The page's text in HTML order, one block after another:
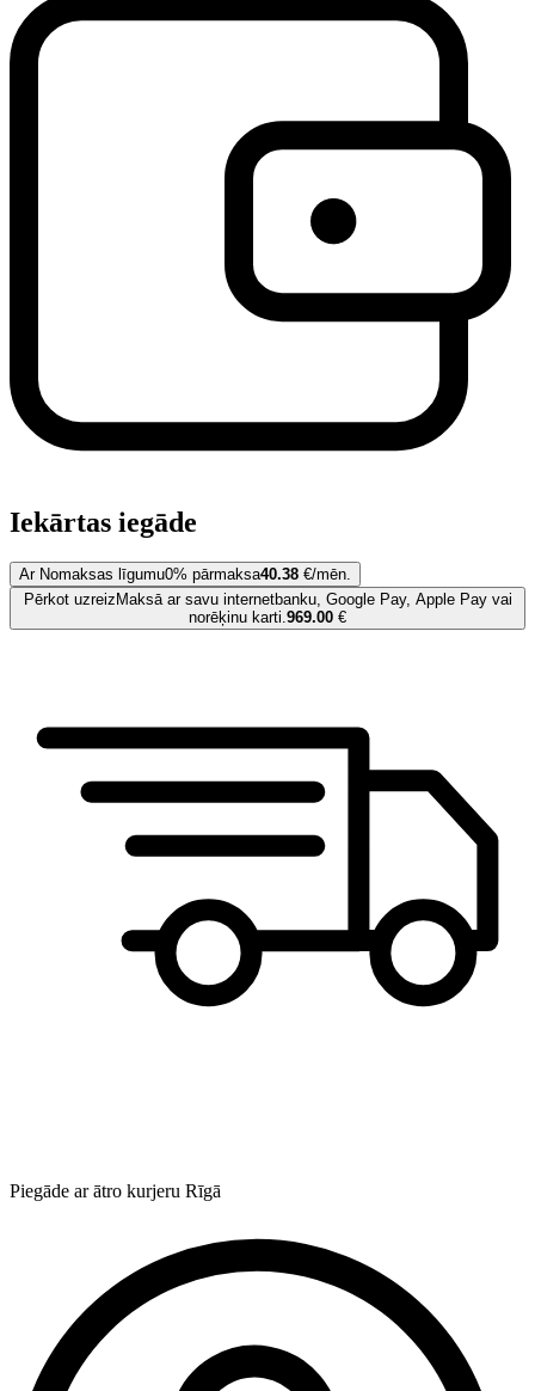
Iekārtas iegāde
Ar Nomaksas līgumu0% pārmaksa40.38 €/mēn.
Pērkot uzreiz Maksā ar savu internetbanku, Google Pay, Apple Pay vai
norēķinu karti.969.00 €
Piegāde ar ātro kurjeru Rīgā